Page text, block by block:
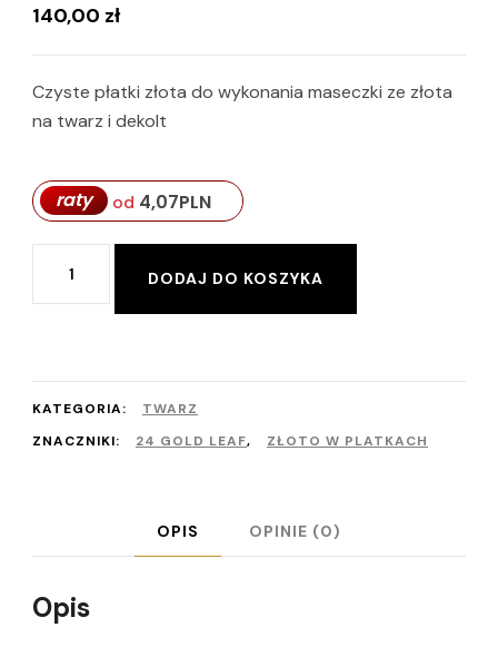
140,00 zł
Czyste płatki złota do wykonania maseczki ze złota
na twarz i dekolt
raty od 4,07PLN
Czyste
płatkach
do
DODAJ DO KOSZYKA
KATEGORIA:
TWARZ
ZNACZNIKI:
24 GOLD LEAF, ZŁOTO W PLATKACH
OPIS OPINIE (0)
Opis